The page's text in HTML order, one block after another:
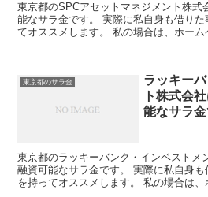
東京都のSPCアセットマネジメント株式
能なサラ金です。 実際に私自身も借り
てオススメします。 私の場合は、ホー
東京都のサラ金
ラッキー
ト株式会
能なサラ金
東京都のラッキーバンク・インベストメ
融資可能なサラ金です。 実際に私自身
を持ってオススメします。 私の場合は、